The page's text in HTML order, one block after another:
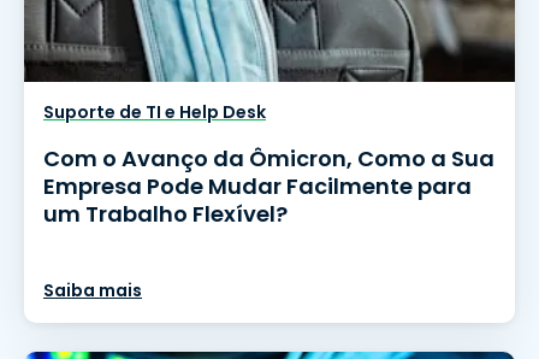
Suporte de TI e Help Desk
Com o Avanço da Ômicron, Como a Sua
Empresa Pode Mudar Facilmente para
um Trabalho Flexível?
Saiba mais